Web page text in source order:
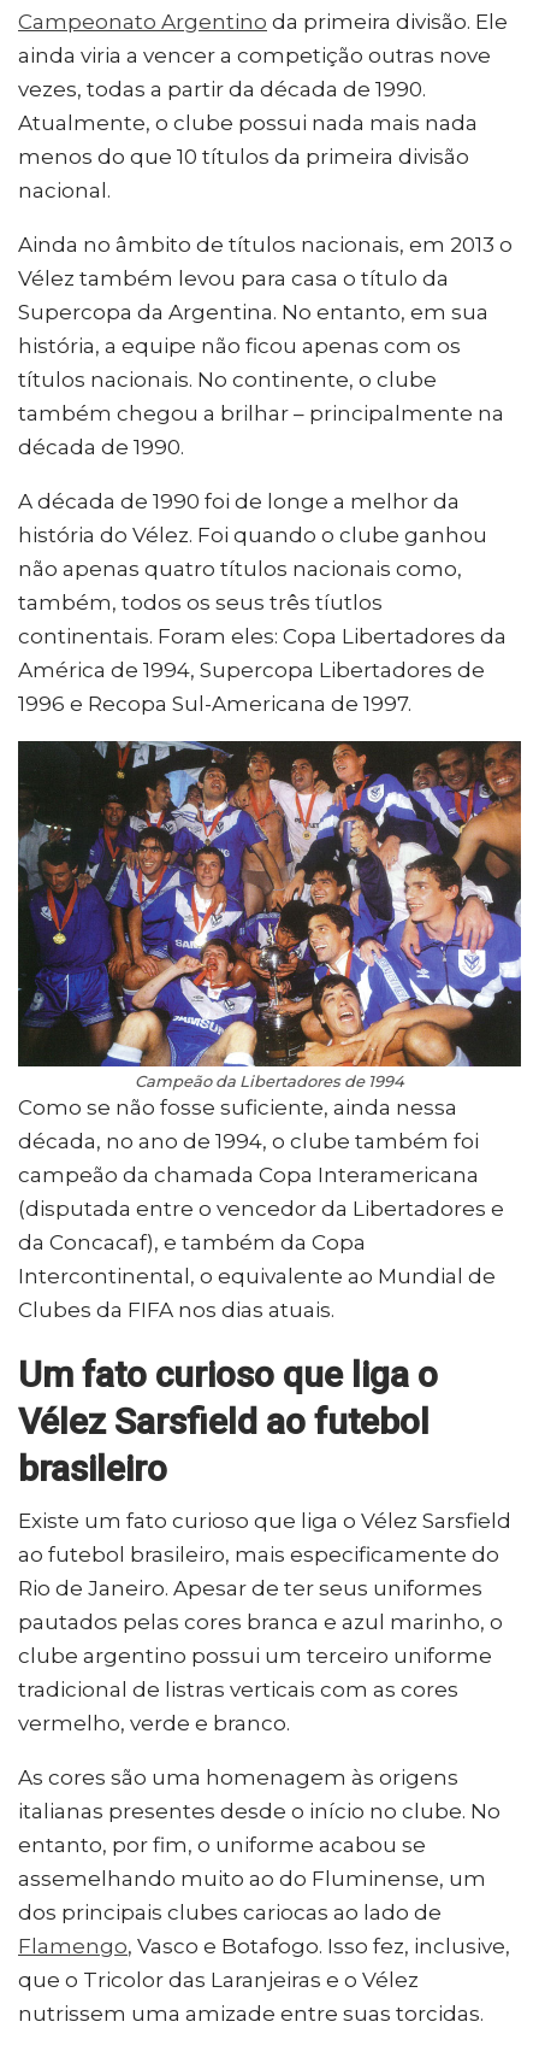
Campeonato Argentino da primeira divisão. Ele
ainda viria a vencer a competição outras nove
vezes, todas a partir da década de 1990.
Atualmente, o clube possui nada mais nada
menos do que 10 títulos da primeira divisão
nacional.
Ainda no âmbito de títulos nacionais, em 2013 o
Vélez também levou para casa o título da
Supercopa da Argentina. No entanto, em sua
história, a equipe não ficou apenas com os
títulos nacionais. No continente, o clube
também chegou a brilhar – principalmente na
década de 1990.
A década de 1990 foi de longe a melhor da
história do Vélez. Foi quando o clube ganhou
não apenas quatro títulos nacionais como,
também, todos os seus três tíutlos
continentais. Foram eles: Copa Libertadores da
América de 1994, Supercopa Libertadores de
1996 e Recopa Sul-Americana de 1997.
Campeão da Libertadores de 1994
Como se não fosse suficiente, ainda nessa
década, no ano de 1994, o clube também foi
campeão da chamada Copa Interamericana
(disputada entre o vencedor da Libertadores e
da Concacaf), e também da Copa
Intercontinental, o equivalente ao Mundial de
Clubes da FIFA nos dias atuais.
Um fato curioso que liga o
Vélez Sarsfield ao futebol
brasileiro
Existe um fato curioso que liga o Vélez Sarsfield
ao futebol brasileiro, mais especificamente do
Rio de Janeiro. Apesar de ter seus uniformes
pautados pelas cores branca e azul marinho, o
clube argentino possui um terceiro uniforme
tradicional de listras verticais com as cores
vermelho, verde e branco.
As cores são uma homenagem às origens
italianas presentes desde o início no clube. No
entanto, por fim, o uniforme acabou se
assemelhando muito ao do Fluminense, um
dos principais clubes cariocas ao lado de
Flamengo, Vasco e Botafogo. Isso fez, inclusive,
que o Tricolor das Laranjeiras e o Vélez
nutrissem uma amizade entre suas torcidas.